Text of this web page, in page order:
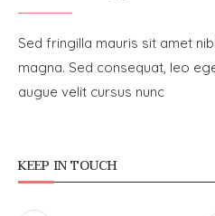
Sed fringilla mauris sit amet
magna. Sed consequat, leo
augue velit cursus nunc
KEEP IN TOUCH